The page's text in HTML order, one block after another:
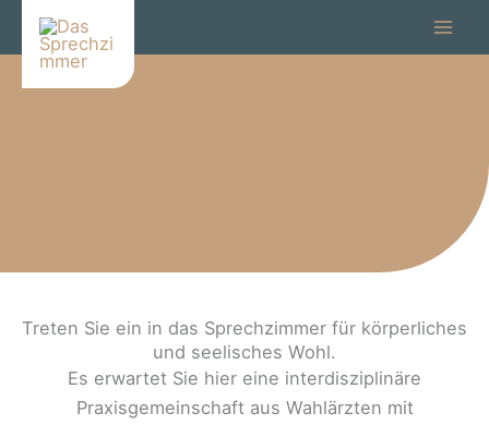
Inhalt
springen
behandelt!
Treten Sie ein in das Sprechzimmer für körperliches
und seelisches Wohl.
Es erwartet Sie hier eine interdisziplinäre
Praxisgemeinschaft aus Wahlärzten mit